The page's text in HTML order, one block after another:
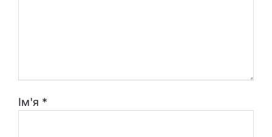
Ім'я *